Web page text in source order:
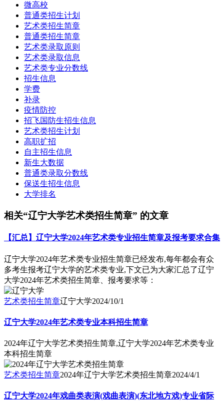
微高校
普通类招生计划
艺术类招生简章
普通类招生简章
艺术类录取原则
艺术类录取信息
艺术类专业分数线
招生信息
学费
补录
疫情防控
招飞国防生招生信息
艺术类招生计划
高职扩招
自主招生信息
新生大数据
普通类录取分数线
保送生招生信息
大学排名
相关“辽宁大学艺术类招生简章” 的文章
【汇总】辽宁大学2024年艺术类专业招生简章及报考要求合集
辽宁大学2024年艺术类专业招生简章已经发布,每年都会有众
多考生报考辽宁大学的艺术类专业,下文已为大家汇总了辽宁
大学2024年艺术类招生简章、报考要求等：
艺术类招生简章辽宁大学2024/10/1
辽宁大学2024年艺术类专业本科招生简章
2024年辽宁大学艺术类招生简章,辽宁大学2024年艺术类专业
本科招生简章
艺术类招生简章2024年辽宁大学艺术类招生简章2024/4/1
辽宁大学2024年戏曲类表演(戏曲表演)(东北地方戏)专业省际